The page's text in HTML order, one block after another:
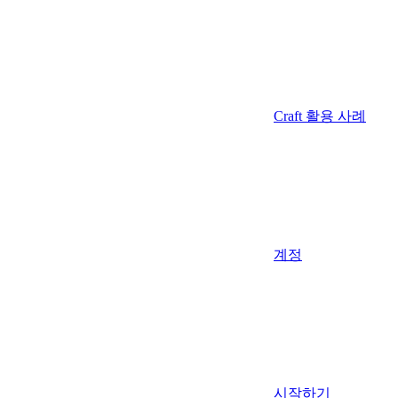
Craft 활용 사례
계정
시작하기